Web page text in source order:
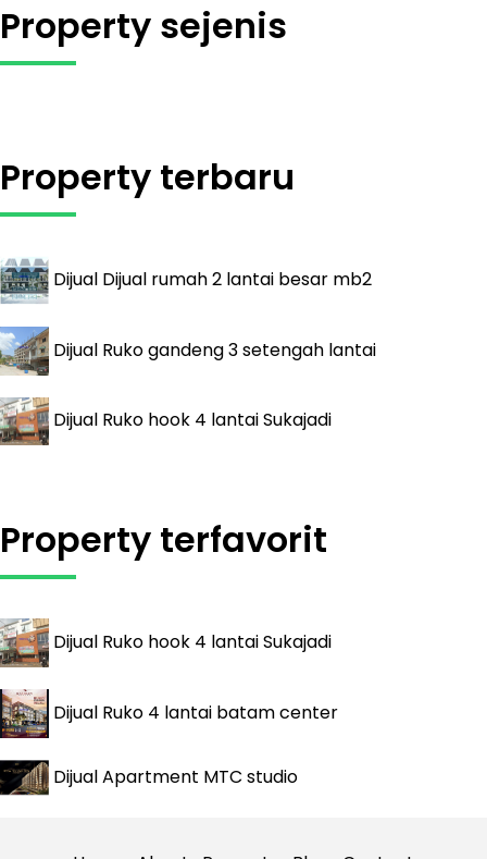
Property sejenis
Property terbaru
Dijual Dijual rumah 2 lantai besar mb2
Dijual Ruko gandeng 3 setengah lantai
Dijual Ruko hook 4 lantai Sukajadi
Property terfavorit
Dijual Ruko hook 4 lantai Sukajadi
Dijual Ruko 4 lantai batam center
DijualApartment MTC studio